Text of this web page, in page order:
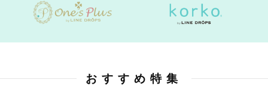
おすすめ特集